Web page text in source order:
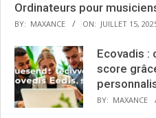
Ordinateurs pour
BY: MAXANCE ON: JUILLET 15,
Ecovadis :
score
BY: MAXANCE